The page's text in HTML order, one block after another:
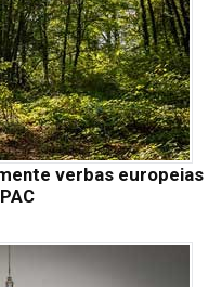
verbas europeias